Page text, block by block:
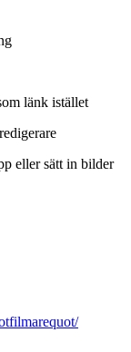
länk istället
eller sätt in bilder